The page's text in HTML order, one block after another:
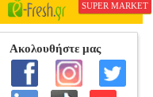
SUPER MARKET